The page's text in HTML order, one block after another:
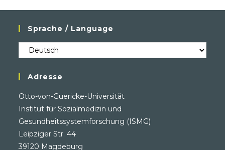
Sprache / Language
Sprache
/
Language
Adresse
Otto-von-Guericke-Universität
Institut für Sozialmedizin und
Gesundheitssystemforschung (ISMG)
Leipziger Str. 44
39120 Magdeburg